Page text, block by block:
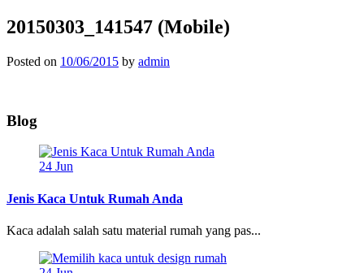
20150303_141547 (Mobile)
Posted on 10/06/2015 by admin
Blog
24 Jun
Jenis Kaca Untuk Rumah Anda
Kaca adalah salah satu material rumah yang pas...